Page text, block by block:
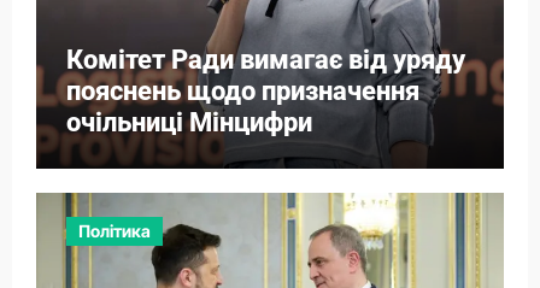
Комітет Ради вимагає від уряду
пояснень щодо призначення
очільниці Мінцифри
Політика